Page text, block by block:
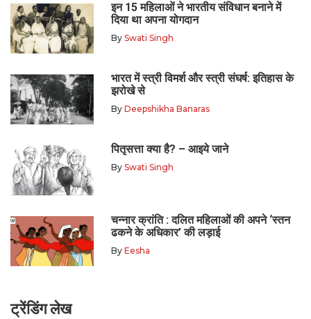
इन 15 महिलाओं ने भारतीय संविधान बनाने में
दिया था अपना योगदान
By Swati Singh
भारत में स्त्री विमर्श और स्त्री संघर्ष: इतिहास के
झरोखे से
By Deepshikha Banaras
पितृसत्ता क्या है? – आइये जाने
By Swati Singh
चन्नार क्रांति : दलित महिलाओं की अपने ‘स्तन
ढकने के अधिकार’ की लड़ाई
By Eesha
ट्रेंडिंग लेख